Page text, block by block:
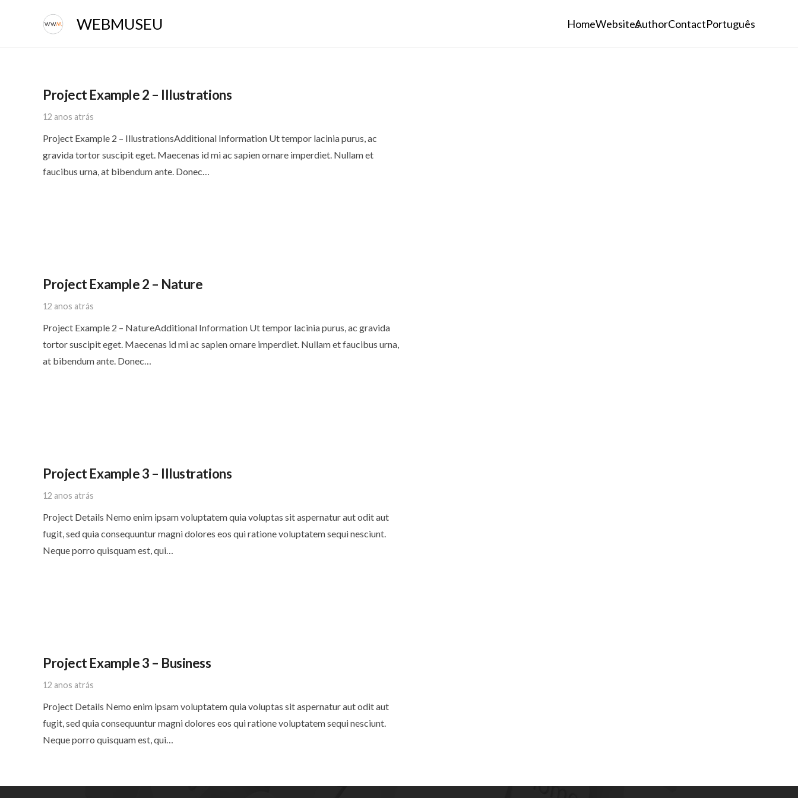
WEBMUSEU HomeWebsitesAuthorContactPortuguês
Project Example 2 – Illustrations
12 anos atrás
Project Example 2 – IllustrationsAdditional Information Ut tempor lacinia purus, ac
gravida tortor suscipit eget. Maecenas id mi ac sapien ornare imperdiet. Nullam et
faucibus urna, at bibendum ante. Donec…
Project Example 2 – Nature
12 anos atrás
Project Example 2 – NatureAdditional Information Ut tempor lacinia purus, ac gravida
tortor suscipit eget. Maecenas id mi ac sapien ornare imperdiet. Nullam et faucibus urna,
at bibendum ante. Donec…
Project Example 3 – Illustrations
12 anos atrás
Project Details Nemo enim ipsam voluptatem quia voluptas sit aspernatur aut odit aut
fugit, sed quia consequuntur magni dolores eos qui ratione voluptatem sequi nesciunt.
Neque porro quisquam est, qui…
Project Example 3 – Business
12 anos atrás
Project Details Nemo enim ipsam voluptatem quia voluptas sit aspernatur aut odit aut
fugit, sed quia consequuntur magni dolores eos qui ratione voluptatem sequi nesciunt.
Neque porro quisquam est, qui…